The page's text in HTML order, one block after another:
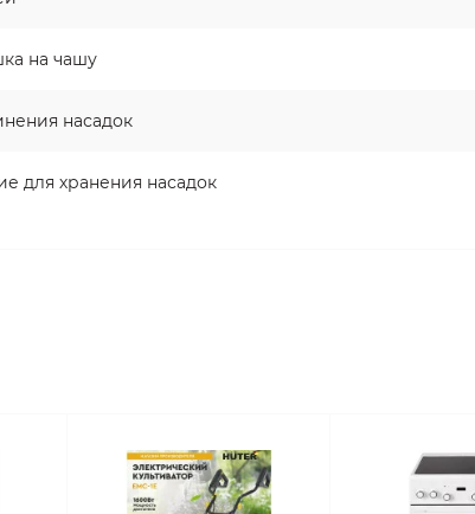
на чашу
насадок
для хранения насадок